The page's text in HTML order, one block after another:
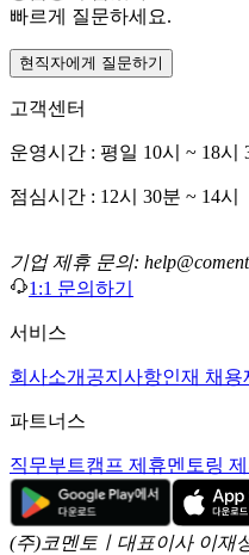
빠르게 질문하세요.
현직자에게 질문하기
고객센터
운영시간 : 평일 10시 ~ 18시
점심시간 : 12시 30분 ~ 14시
기업 제휴 문의:
1:1 문의하기
서비스
회사소개 공지사항인재 채용
파트너스
직무부트캠프 제휴멘토링
(주)코멘토ㅣ대표이사 이재